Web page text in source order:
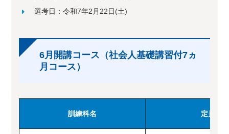
選考日：令和7年2月22日(土)
6月開講コース（社会人基礎講習付7ヵ
月コース）
訓練科名 定員